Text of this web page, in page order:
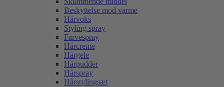
Beskyttelse mod varme
Hårvoks
Styling spray
Farvespray
Hårcreme
Hårgele
Hårpudder
Hårspray
Hårstylingsæt